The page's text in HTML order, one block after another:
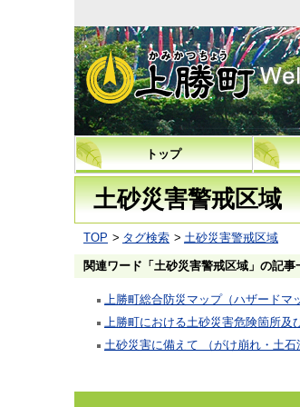
トップ
土砂災害警戒区域
TOP タグ検索 土砂災害警戒区域
関連ワード「土砂災害警戒区域」の記事
上勝町総合防災マップ（ハザードマ
上勝町における土砂災害危険箇所及
土砂災害に備えて （がけ崩れ・土石